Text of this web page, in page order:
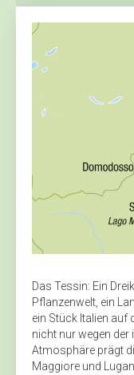
Das Tessin: Ein
Pflanzenwelt, ein
ein Stück Italien auf
nicht nur wegen der
Atmo­sphäre prägt
Maggiore und